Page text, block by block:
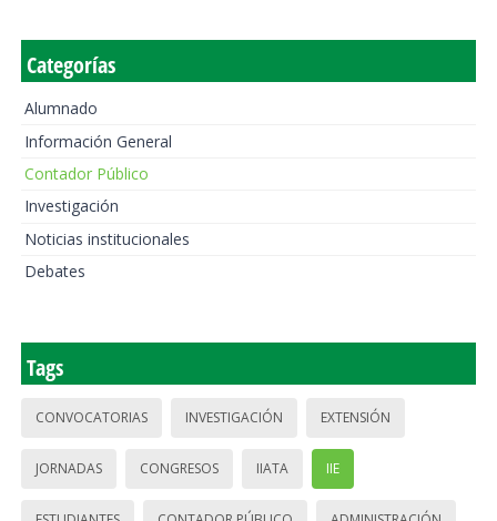
Categorías
Alumnado
Información General
Contador Público
Investigación
Noticias institucionales
Debates
Tags
CONVOCATORIAS INVESTIGACIÓN EXTENSIÓN
JORNADAS CONGRESOS IIATA IIE